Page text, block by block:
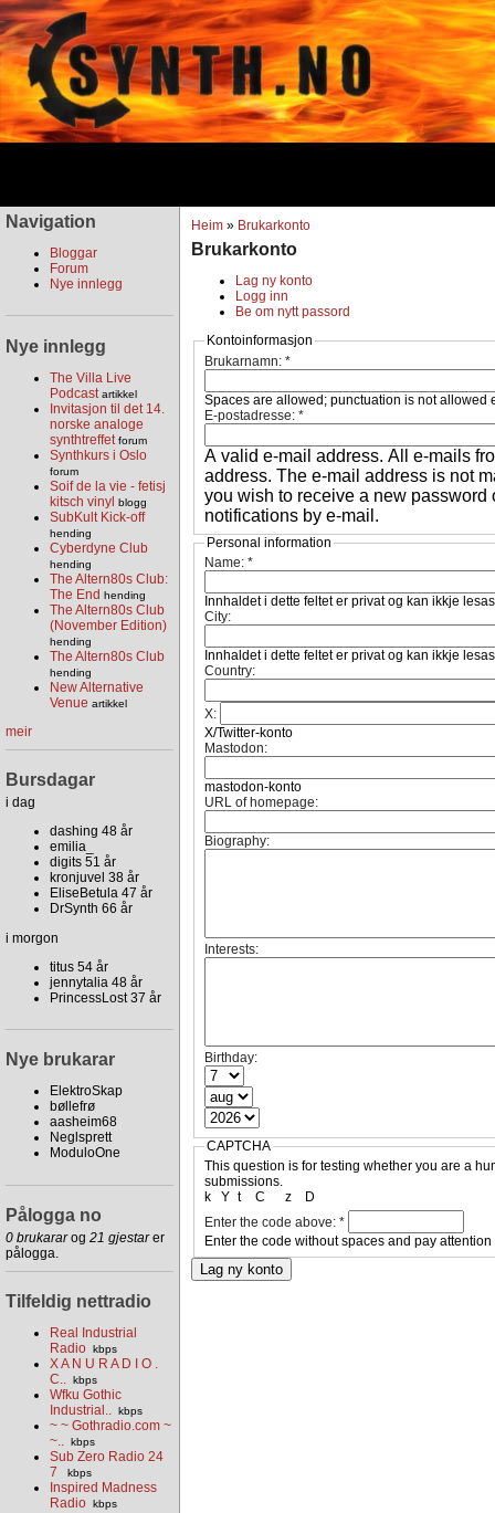
Navigation
Bloggar
Forum
Nye innlegg
Nye innlegg
The Villa Live
Podcastartikkel
Invitasjon til det 14.
norske analoge
synthtreffet forum
Synthkurs i Oslo
forum
Soif de la vie - fetisj
kitsch vinyl blogg
SubKult Kick-off
hending
Cyberdyne Club
hending
The Altern80s Club:
The End hending
The Altern80s Club
(November Edition)
hending
The Altern80s Club
hending
New Alternative
Venue artikkel
meir
Bursdagar
i dag
dashing 48 år
emilia_
digits 51 år
kronjuvel 38 år
EliseBetula 47 år
DrSynth 66 år
i morgon
titus 54 år
jennytalia 48 år
PrincessLost 37 år
Nye brukarar
ElektroSkap
bøllefrø
aasheim68
Neglsprett
ModuloOne
Pålogga no
0 brukararog 21 gjestarer
pålogga.
Tilfeldig nettradio
Real Industrial
Radio kbps
X A N U R A D I O .
C.. kbps
Wfku Gothic
Industrial.. kbps
~ ~ Gothradio.com ~
~.. kbps
Sub Zero Radio 24
7
kbps
Inspired Madness
Radio kbps
Heim » Brukarkonto
Brukarkonto
Lag ny konto
Logg inn
Be om nytt passord
Kontoinformasjon
Brukarnamn:*
Spaces are allowed; punctuation is not allowed
E-postadresse:*
A valid e-mail address. All e-mails
address. The e-mail address is not
you wish to receive a new
notifications by e-mail.
Personal information
Name:*
Innhaldet i dette feltet er privat og kan ikkje
City:
Innhaldet i dette feltet er privat og kan ikkje
Country:
X:
X/Twitter-konto
Mastodon:
mastodon-konto
URL of homepage:
Biography:
Interests:
Birthday:
CAPTCHA
This question is for testing whether you are a
submissions.
D
z
k Y t
C
Enter the code above:*
Enter the code without spaces and pay